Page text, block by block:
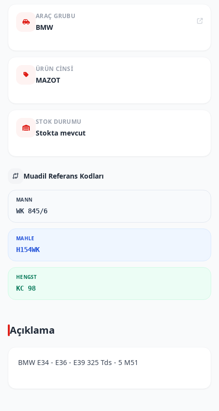
ARAÇ GRUBU
BMW
ÜRÜN CINSI
MAZOT
STOK DURUMU
Stokta mevcut
Muadil Referans Kodları
MANN
WK 845/6
MAHLE
H154WK
HENGST
KC 98
Açıklama
BMW E34 - E36 - E39 325 Tds - 5 M51